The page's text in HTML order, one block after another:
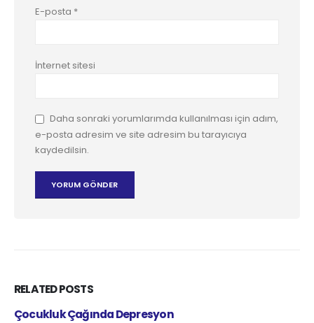
E-posta *
İnternet sitesi
Daha sonraki yorumlarımda kullanılması için adım,
e-posta adresim ve site adresim bu tarayıcıya
kaydedilsin.
RELATEDPOSTS
Çocukluk Çağında Depresyon